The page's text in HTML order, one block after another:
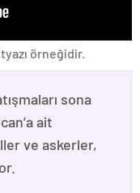
örneğidir.
sona
ait
ve askerler,